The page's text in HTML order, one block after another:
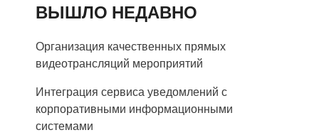
ВЫШЛО НЕДАВНО
Организация качественных прямых
видеотрансляций мероприятий
Интеграция сервиса уведомлений с
корпоративными информационными
системами